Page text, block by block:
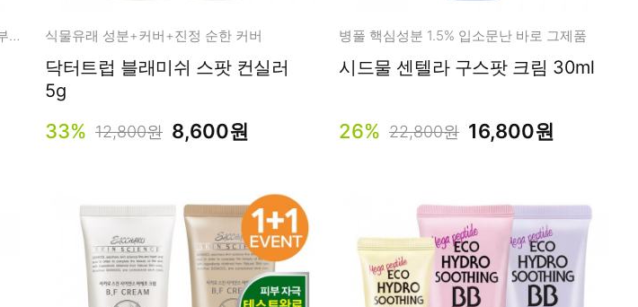
나이아신아마이드 10% 모공 관리 + 생기 부스팅 세럼 식물유래 성분+커버+진정 순한 커버
닥터트럽 블래미쉬 스팟 컨실러
5g
33% 12,800원 8,600원
병풀 핵심성분 1.5% 입소문난 바로 그제품
시드물 센텔라 구스팟 크림 30ml
26% 22,800원 16,800원